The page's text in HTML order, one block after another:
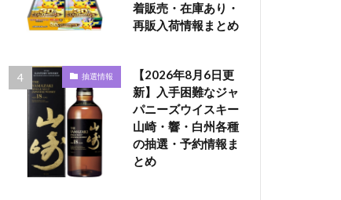
着販売・在庫あり・
再販入荷情報まとめ
抽選情報
【2026年8月6日更
新】入手困難なジャ
パニーズウイスキー
山崎・響・白州各種
の抽選・予約情報ま
とめ